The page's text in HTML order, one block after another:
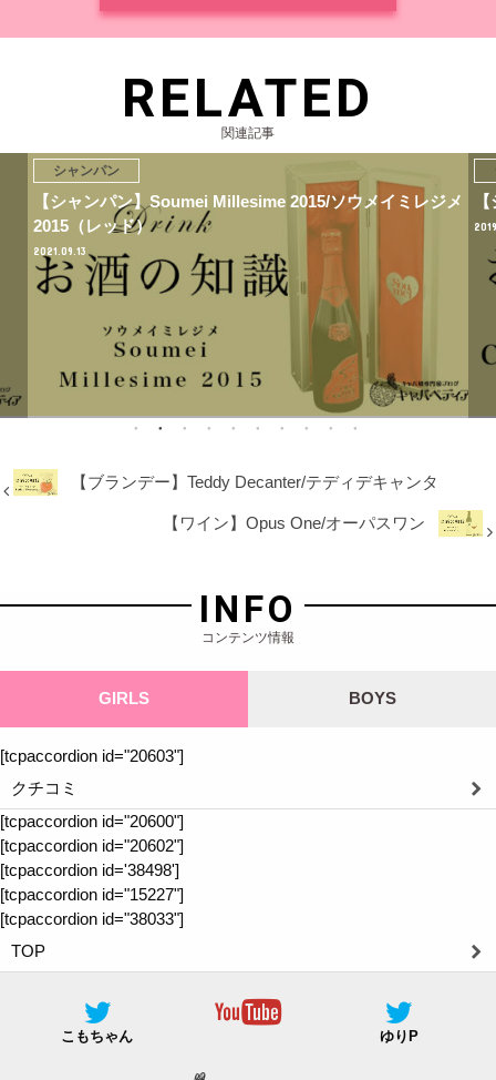
RELATED
関連記事
シャンパン
【シャンパン】Soumei Millesime 2015/ソウメイミレジメ
2015（レッド）
2021.09.13
【ブランデー】Teddy Decanter/テディデキャンタ
【ワイン】Opus One/オーパスワン
INFO
コンテンツ情報
GIRLS BOYS
[tcpaccordion id="20603"]
クチコミ
[tcpaccordion id="20600"]
[tcpaccordion id="20602"]
[tcpaccordion id='38498']
[tcpaccordion id="15227"]
[tcpaccordion id="38033"]
TOP
こもちゃん ゆりP